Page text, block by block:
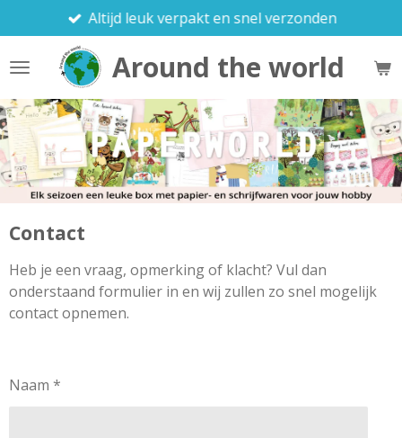
direct
naar
hoofdinhoud
Around the world
Altijd leuk verpakt en snel verzonden
Contact
Heb je een vraag, opmerking of klacht? Vul dan
onderstaand formulier in en wij zullen zo snel mogelijk
contact opnemen.
Naam *